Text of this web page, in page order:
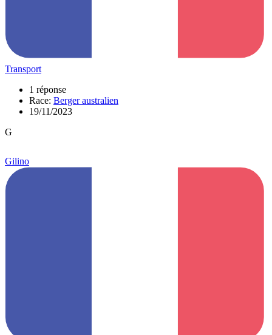
Transport
1 réponse
Race: Berger australien
19/11/2023
G
Gilino